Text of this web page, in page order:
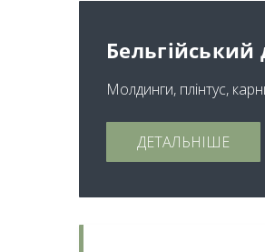
Бельгійський
Молдинги, плінтус,
ДЕТАЛЬНІШЕ